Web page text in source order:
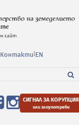
Контакти EN
СИГНАЛ ЗА КОРУПЦИЯ
или злоупотреби